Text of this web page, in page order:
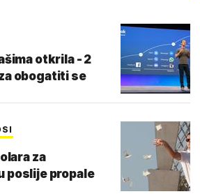
otkrila - 2
obogatiti se
za
poslije propale